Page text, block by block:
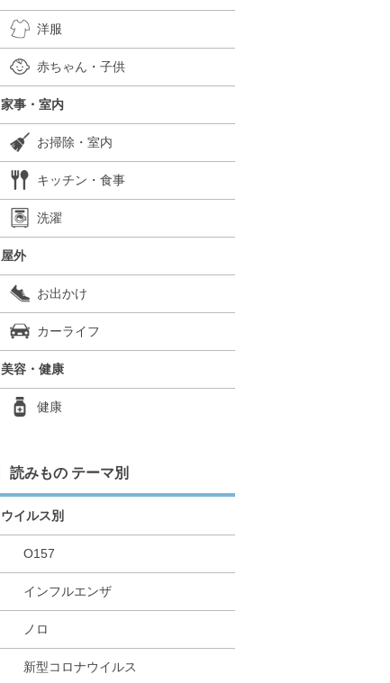
洋服
赤ちゃん・子供
家事・室内
お掃除・室内
キッチン・食事
洗濯
屋外
お出かけ
カーライフ
美容・健康
健康
読みもの テーマ別
ウイルス別
O157
インフルエンザ
ノロ
新型コロナウイルス